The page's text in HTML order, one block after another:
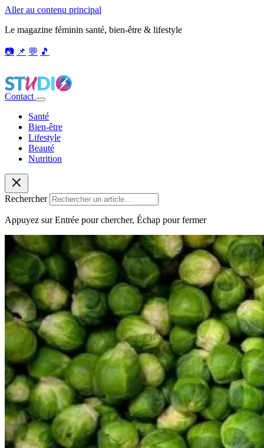
Aller au contenu principal
Le magazine féminin santé, bien-être & lifestyle
📷 📌 💬 🎵
Contact
Santé
Bien-être
Lifestyle
Beauté
Nutrition
Rechercher
Appuyez sur Entrée pour chercher, Échap pour fermer